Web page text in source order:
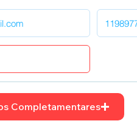
Completamentares